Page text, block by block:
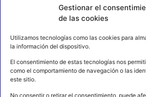
Gestionar el
de las cookies
Utilizamos tecnologías como las cookies para
la información del dispositivo.
El consentimiento de estas tecnologías nos
como el comportamiento de navegación o las
este sitio.
No consentir o retirar el consentimiento, puede